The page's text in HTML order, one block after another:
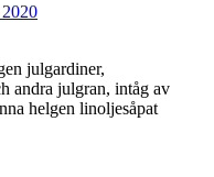
2020
julgardiner,
andra julgran, intåg av
helgen linoljesåpat